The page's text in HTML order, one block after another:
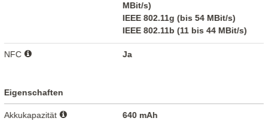
MBit/s)
IEEE 802.11g (bis 54 MBit/s)
IEEE 802.11b (11 bis 44 MBit/s)
NFC Ja
Eigenschaften
Akkukapazität 640 mAh